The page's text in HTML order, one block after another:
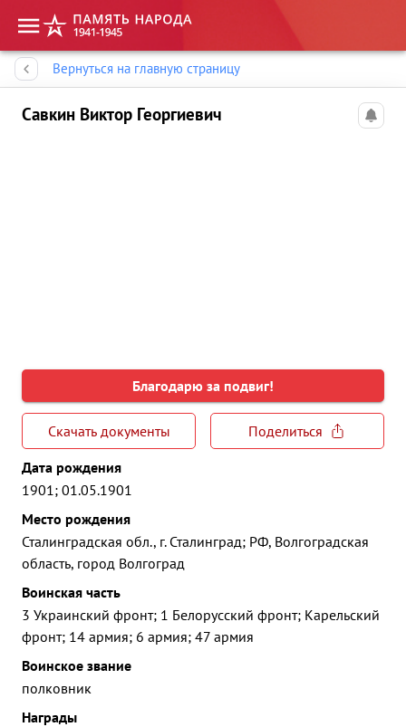
Вернуться на главную страницу
Савкин Виктор Георгиевич
Благодарю за подвиг!
Скачать документы
Поделиться
Дата рождения
1901; 01.05.1901
Место рождения
Сталинградская обл., г. Сталинград; РФ, Волгоградская
область, город Волгоград
Воинская часть
3 Украинский фронт; 1 Белорусский фронт; Карельский
фронт; 14 армия; 6 армия; 47 армия
Воинское звание
полковник
Награды
Память народа